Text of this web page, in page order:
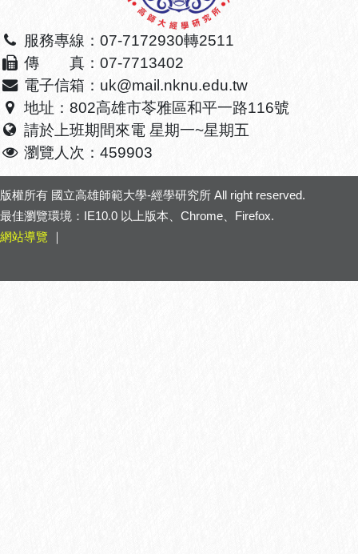
服務專線：07-7172930轉2511
傳 真：07-7713402
電子信箱：uk@mail.nknu.edu.tw
地址：802高雄市苓雅區和平一路116號
請於上班期間來電 星期一~星期五
瀏覽人次：459903
版權所有 國立高雄師範大學-經學研究所 All right reserved.
最佳瀏覽環境：IE10.0 以上版本、Chrome、Firefox.
網站導覽 ｜